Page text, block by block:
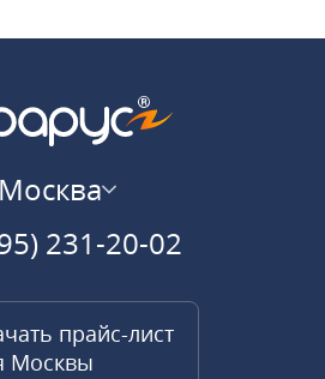
Москва
231-20-02
прайс-лист
Москвы